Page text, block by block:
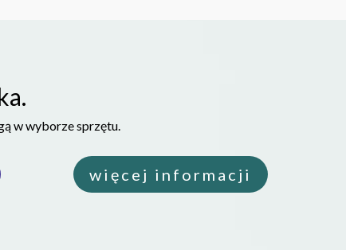
w wyborze sprzętu.
więcej informacji